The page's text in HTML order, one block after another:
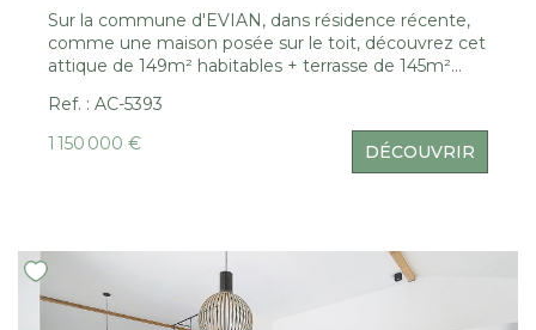
Sur la commune d'EVIAN, dans résidence récente,
comme une maison posée sur le toit, découvrez cet
attique de 149m² habitables + terrasse de 145m²
L'appartement, seul au dernier étage, se compose
d'une entrée, un séjour/salon avec cuisine équipée
ouverte et belle hauteur sous plafond, 4 chambres,
salle de bains, salle d'eau , 2 wc, garage et parking.
Ref. : AC-5393
1 150 000 €
DÉCOUVRIR